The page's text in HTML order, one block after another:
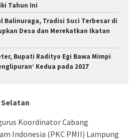
Tahun Ini
Balinuraga, Tradisi Suci Terbesar di
Desa dan Merekatkan Ikatan
Bupati Radityo Egi Bawa Mimpi
Kedua pada 2027
Koordinator Cabang
Indonesia (PKC PMII) Lampung